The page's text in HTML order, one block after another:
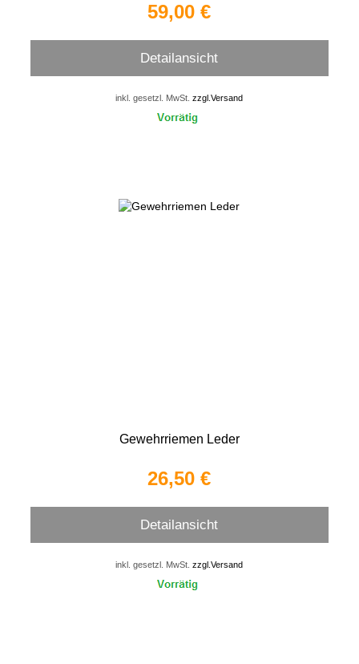
59,00 €
Detailansicht
inkl. gesetzl. MwSt.zzgl.Versand
Gewehrriemen Leder
26,50 €
Detailansicht
inkl. gesetzl. MwSt.zzgl.Versand